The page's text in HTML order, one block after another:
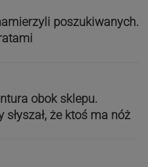
poszukiwanych.
obok sklepu.
słyszał, że ktoś ma nóż